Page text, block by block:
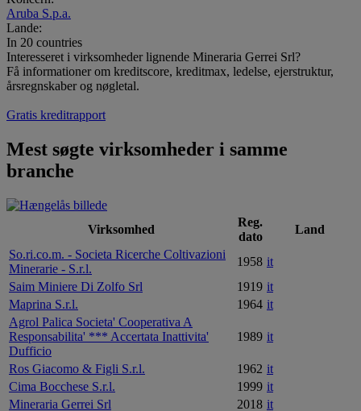
Aruba S.p.a.
Lande:
In 20 countries
Interesseret i virksomheder lignende Mineraria Gerrei Srl?
Få informationer om kreditscore, kreditmax, ledelse, ejerstruktur,
årsregnskaber og nøgletal.
Gratis kreditrapport
Mest søgte virksomheder i samme
branche
Virksomhed
Reg.
dato
Land
So.ri.co.m. - Societa Ricerche Coltivazioni
Minerarie - S.r.l.
1958 it
Saim Miniere Di Zolfo Srl
1919 it
Maprina S.r.l.
1964 it
Agrol Palica Societa' Cooperativa A
Responsabilita' *** Accertata Inattivita'
Dufficio
1989 it
Ros Giacomo & Figli S.r.l. 1962 it
Cima Bocchese S.r.l.
1999 it
Mineraria Gerrei Srl
2018 it